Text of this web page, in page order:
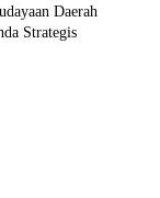
Daerah
Strategis